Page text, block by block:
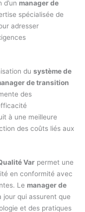
manager de
spécialisée de
adresser
dusystème de
de transition
des
à une meilleure
des coûts liés aux
Var permet une
en conformité avec
Le manager de
jour qui assurent que
et des pratiques